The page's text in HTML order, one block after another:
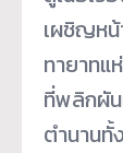
เผชิญหน้
ทายาท
ที่พลิกผัน
ตำนาน